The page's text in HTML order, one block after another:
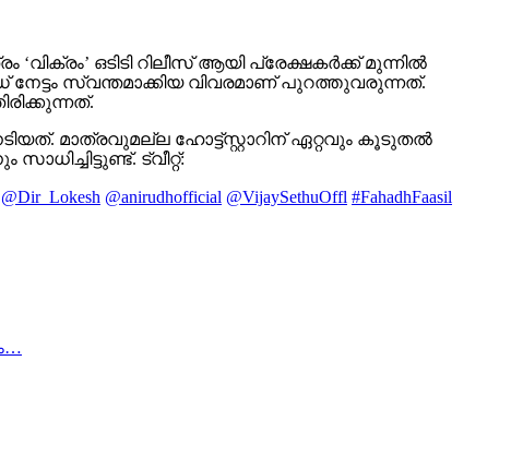
ഒടിടി റിലീസ് ആയി പ്രേക്ഷകർക്ക് മുന്നിൽ
നേട്ടം സ്വന്തമാക്കിയ വിവരമാണ് പുറത്തുവരുന്നത്.
മാത്രവുമല്ല ഹോട്ട്സ്റ്റാറിന് ഏറ്റവും കൂടുതൽ
ട്വീറ്റ്:
@Dir_Lokesh @anirudhofficial @VijaySethuOffl #FahadhFaasil